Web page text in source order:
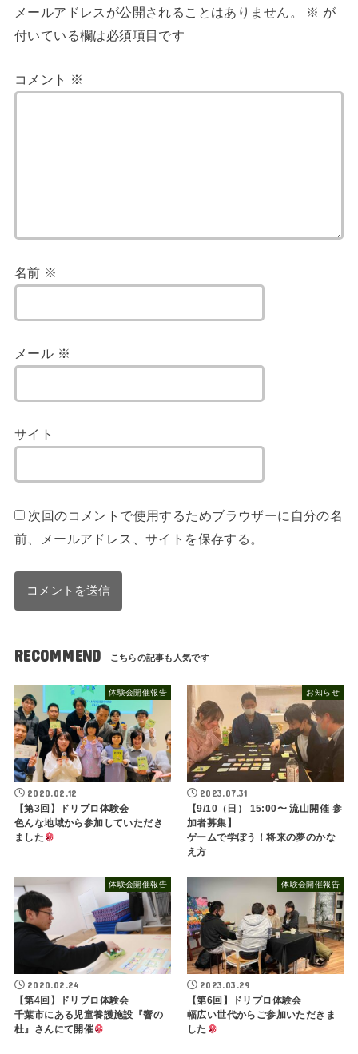
メールアドレスが公開されることはありません。 ※ が
付いている欄は必須項目です
コメント ※
名前 ※
メール ※
サイト
次回のコメントで使用するためブラウザーに自分の名
前、メールアドレス、サイトを保存する。
RECOMMEND
体験会開催報告
2020.02.12
【第3回】ドリプロ体験会
色んな地域から参加していただき
ました
お知らせ
2023.07.31
【9/10（日） 15:00〜 流山開催 参
加者募集】
ゲームで学ぼう！将来の夢のかな
え方
体験会開催報告
2020.02.24
【第4回】ドリプロ体験会
千葉市にある児童養護施設『響の
杜』さんにて開催
体験会開催報告
2023.03.29
【第6回】ドリプロ体験会
幅広い世代からご参加いただきま
した